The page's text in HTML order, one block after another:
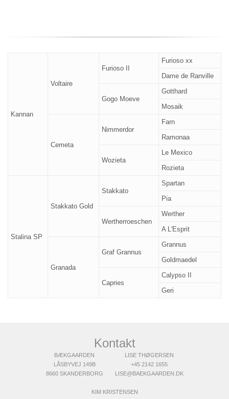
Kannan
Voltaire
Furioso II
Furioso xx
Dame de Ranville
Gogo Moeve
Gotthard
Mosaik
Cemeta
Nimmerdor
Farn
Ramonaa
Wozieta
Le Mexico
Rozieta
Stalina SP
Stakkato Gold
Stakkato
Spartan
Pia
Wertherroeschen
Werther
A L'Esprit
Granada
Graf Grannus
Grannus
Goldmaedel
Capries
Calypso II
Geri
Kontakt
BÆKGAARDEN
LÅSBYVEJ 149B
8660 SKANDERBORG
LISE THØGERSEN
+45 2142 1655
LISE@BAEKGAARDEN.DK
KIM KRISTENSEN